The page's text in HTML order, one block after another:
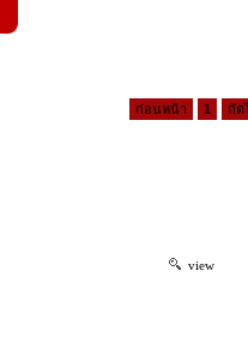
ก่อนหน้า 1 ถัด
view